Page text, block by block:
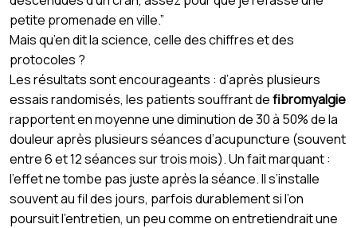
petite promenade en ville.”
Mais qu’en dit la science, celle des chiffres et des
protocoles ?
Les résultats sont encourageants : d’après plusieurs
essais randomisés, les patients souffrant defibromyalgie
rapportent en moyenne une diminution de 30 à 50% de la
douleur après plusieurs séances d’acupuncture (souvent
entre 6 et 12 séances sur trois mois). Un fait marquant :
l’effet ne tombe pas juste après la séance. Il s’installe
souvent au fil des jours, parfois durablement si l’on
poursuit l’entretien, un peu comme on entretiendrait une